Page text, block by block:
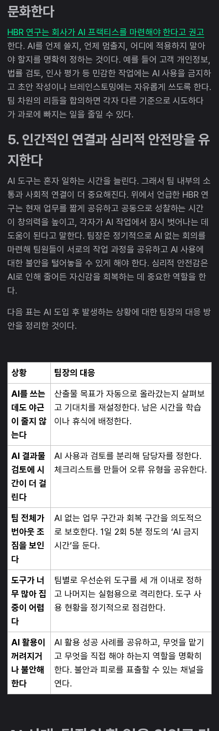
문화한다
HBR 연구는 회사가 AI 프랙티스를 마련해야 한다고 권고
한다. AI를 언제 쓸지, 언제 멈출지, 어디에 적용하지 말아
야 할지를 명확히 정하는 것이다. 예를 들어 고객 개인정보,
법률 검토, 인사 평가 등 민감한 작업에는 AI 사용을 금지하
고 초안 작성이나 브레인스토밍에는 자유롭게 쓰도록 한다.
팀 차원의 리듬을 합의하면 각자 다른 기준으로 시도하다
가 과로에 빠지는 일을 줄일 수 있다.
5. 인간적인 연결과 심리적 안전망을 유
지한다
AI 도구는 혼자 일하는 시간을 늘린다. 그래서 팀 내부의 소
통과 사회적 연결이 더 중요해진다. 위에서 언급한 HBR 연
구는 현재 업무를 짧게 공유하고 공동으로 성찰하는 시간
이 창의력을 높이고, 각자가 AI 작업에서 잠시 벗어나는 데
도움이 된다고 말한다. 팀장은 정기적으로 AI 없는 회의를
마련해 팀원들이 서로의 작업 과정을 공유하고 AI 사용에
대한 불안을 털어놓을 수 있게 해야 한다. 심리적 안전감은
AI로 인해 줄어든 자신감을 회복하는 데 중요한 역할을 한
다.
다음 표는 AI 도입 후 발생하는 상황에 대한 팀장의 대응 방
안을 정리한 것이다.
상황 팀장의 대응
AI를 쓰는
데도 야근
이 줄지 않
는다
산출물 목표가 자동으로 올라갔는지 살펴보
고 기대치를 재설정한다. 남은 시간을 학습
이나 휴식에 배정한다.
AI 결과물
검토에 시
간이 더 걸
린다
AI 사용과 검토를 분리해 담당자를 정한다.
체크리스트를 만들어 오류 유형을 공유한다.
팀 전체가
번아웃 조
짐을 보인
다
AI 없는 업무 구간과 회복 구간을 의도적으
로 보호한다. 1일 2회 5분 정도의 ‘AI 금지
시간’을 둔다.
도구가 너
무 많아 집
중이 어렵
다
팀별로 우선순위 도구를 세 개 이내로 정하
고 나머지는 실험용으로 격리한다. 도구 사
용 현황을 정기적으로 점검한다.
AI 활용이
꺼려지거
나 불안해
한다
AI 활용 성공 사례를 공유하고, 무엇을 맡기
고 무엇을 직접 해야 하는지 역할을 명확히
한다. 불안과 피로를 표출할 수 있는 채널을
연다.